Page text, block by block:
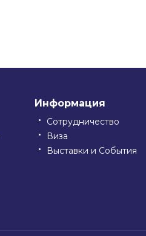
Информация
Сотрудничество
Виза
Выставки и События